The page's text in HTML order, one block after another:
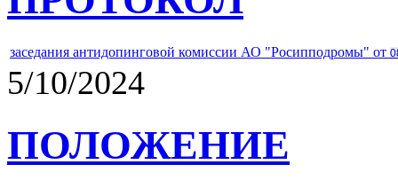
заседания антидопинговой комиссии АО "Росипподромы" от
5/10/2024
ПОЛОЖЕНИЕ